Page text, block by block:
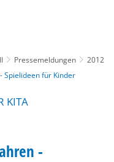
Pressemeldungen
2012
Spielideen für Kinder
KITA
-